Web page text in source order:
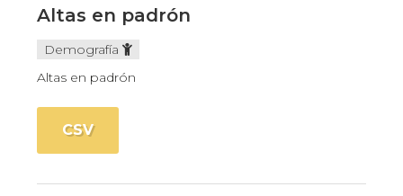
Altas en padrón
Demografía
Altas en padrón
CSV